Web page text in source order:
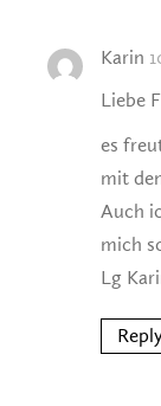
Karin
Liebe
es
mit
Auch
mich
Lg